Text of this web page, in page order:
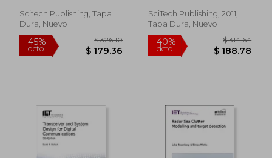
Scitech Publishing, Tapa
Dura, Nuevo
and Radar) (en Inglés)
SciTech Publishing, 2011,
Tapa Dura, Nuevo